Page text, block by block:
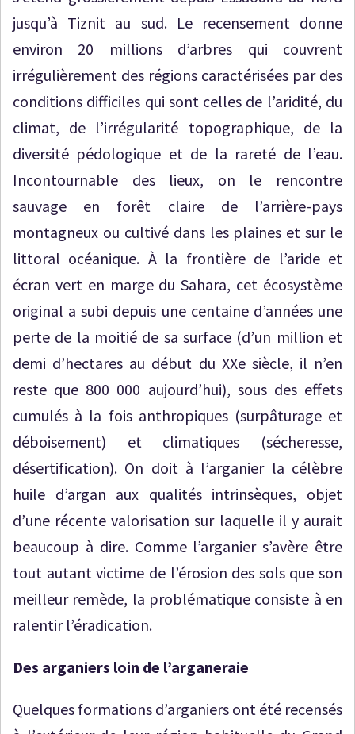
jusqu’à Tiznit au sud. Le recensement donne
environ 20 millions d’arbres qui couvrent
irrégulièrement des régions caractérisées par des
conditions difficiles qui sont celles de l’aridité, du
climat, de l’irrégularité topographique, de la
diversité pédologique et de la rareté de l’eau.
Incontournable des lieux, on le rencontre
sauvage en forêt claire de l’arrière-pays
montagneux ou cultivé dans les plaines et sur le
littoral océanique. À la frontière de l’aride et
écran vert en marge du Sahara, cet écosystème
original a subi depuis une centaine d’années une
perte de la moitié de sa surface (d’un million et
demi d’hectares au début du XXe siècle, il n’en
reste que 800 000 aujourd’hui), sous des effets
cumulés à la fois anthropiques (surpâturage et
déboisement) et climatiques (sécheresse,
désertification). On doit à l’arganier la célèbre
huile d’argan aux qualités intrinsèques, objet
d’une récente valorisation sur laquelle il y aurait
beaucoup à dire. Comme l’arganier s’avère être
tout autant victime de l’érosion des sols que son
meilleur remède, la problématique consiste à en
ralentir l’éradication.
Des arganiers loin de l’arganeraie
Quelques formations d’arganiers ont été recensés